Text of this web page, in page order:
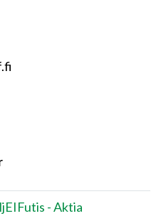
- Aktia